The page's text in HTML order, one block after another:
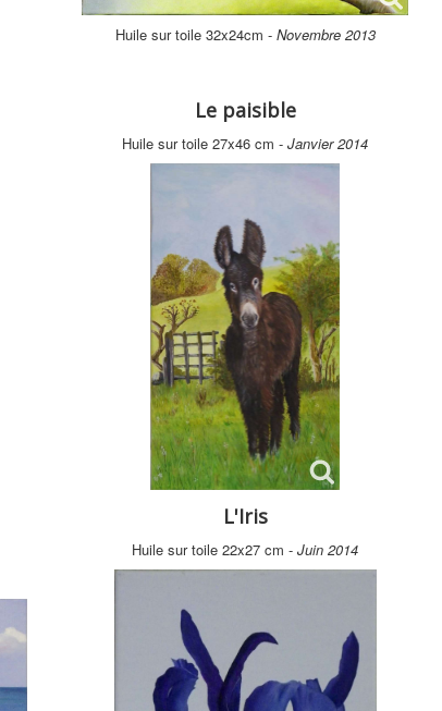
Huile sur toile 32x24cm - Novembre 2013
Le paisible
Huile sur toile 27x46 cm - Janvier 2014
L'Iris
Huile sur toile 22x27 cm - Juin 2014